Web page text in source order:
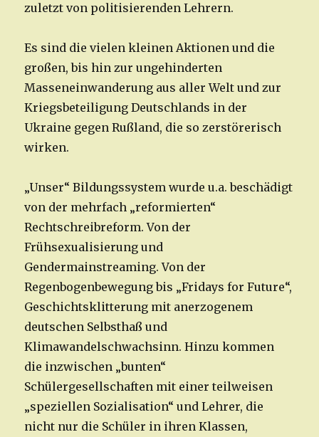
zuletzt von politisierenden Lehrern.
Es sind die vielen kleinen Aktionen und die
großen, bis hin zur ungehinderten
Masseneinwanderung aus aller Welt und zur
Kriegsbeteiligung Deutschlands in der
Ukraine gegen Rußland, die so zerstörerisch
wirken.
„Unser“ Bildungssystem wurde u.a. beschädigt
von der mehrfach „reformierten“
Rechtschreibreform. Von der
Frühsexualisierung und
Gendermainstreaming. Von der
Regenbogenbewegung bis „Fridays for Future“,
Geschichtsklitterung mit anerzogenem
deutschen Selbsthaß und
Klimawandelschwachsinn. Hinzu kommen
die inzwischen „bunten“
Schülergesellschaften mit einer teilweisen
„speziellen Sozialisation“ und Lehrer, die
nicht nur die Schüler in ihren Klassen,